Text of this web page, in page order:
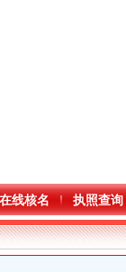
在线核名 执照查询